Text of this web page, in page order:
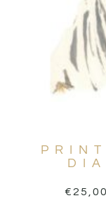
€25,00